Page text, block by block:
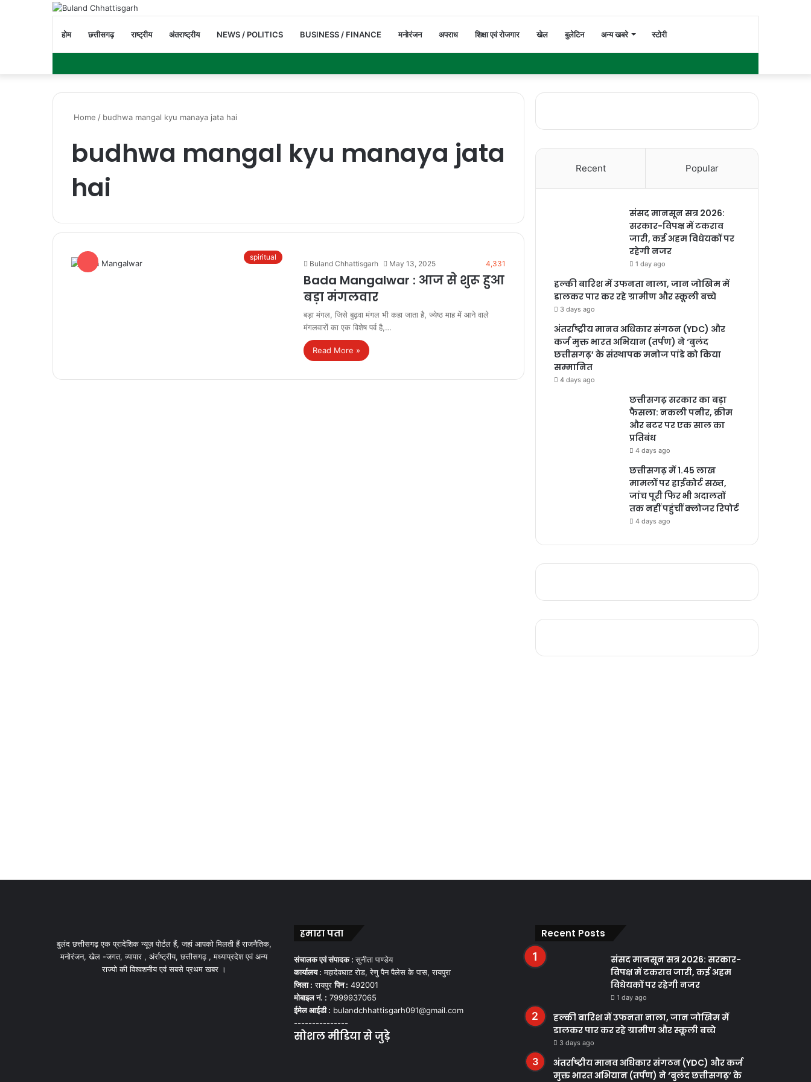
होम छत्तीसगढ़ राष्ट्रीय अंतराष्ट्रीय NEWS / POLITICS BUSINESS / FINANCE मनोरंजन अपराध शिक्षा एवं रोजगार खेल बुलेटिन अन्य खबरे स्टोरी
Home / budhwa mangal kyu manaya jata hai
budhwa mangal kyu manaya jata
hai
spiritual
Buland Chhattisgarh May 13, 2025 4,331
Bada Mangalwar : आज से शुरू हुआ
बड़ा मंगलवार
बड़ा मंगल, जिसे बुढ़वा मंगल भी कहा जाता है, ज्येष्ठ माह में आने वाले
मंगलवारों का एक विशेष पर्व है,…
Read More »
Recent Popular
संसद मानसून सत्र 2026:
सरकार-विपक्ष में टकराव
जारी, कई अहम विधेयकों पर
रहेगी नजर
1 day ago
हल्की बारिश में उफनता नाला, जान जोखिम में
डालकर पार कर रहे ग्रामीण और स्कूली बच्चे
3 days ago
अंतर्राष्ट्रीय मानव अधिकार संगठन (YDC) और
कर्ज मुक्त भारत अभियान (तर्पण) ने ‘बुलंद
छत्तीसगढ़’ के संस्थापक मनोज पांडे को किया
सम्मानित
4 days ago
छत्तीसगढ़ सरकार का बड़ा
फैसला: नकली पनीर, क्रीम
और बटर पर एक साल का
प्रतिबंध
4 days ago
छत्तीसगढ़ में 1.45 लाख
मामलों पर हाईकोर्ट सख्त,
जांच पूरी फिर भी अदालतों
तक नहीं पहुंचीं क्लोजर रिपोर्ट
4 days ago
बुलंद छत्तीसगढ़ एक प्रादेशिक न्यूज़ पोर्टल हैं, जहां आपको मिलती हैं राजनैतिक,
मनोरंजन, खेल -जगत, व्यापार , अंर्राष्ट्रीय, छत्तीसगढ़ , मध्याप्रदेश एवं अन्य
राज्यो की विश्वशनीय एवं सबसे प्रथम खबर ।
हमारा पता
संचालक एवं संपादक :सुनीता पाण्डेय
कार्यालय : महादेवघाट रोड, रेणु पैन पैलेस के पास, रायपुरा
जिला : रायपुरपिन : 492001
मोबाइल नं. : 7999937065
ईमेल आईडी : bulandchhattisgarh091@gmail.com
---------------
सोशल मीडिया से जुड़े
Recent Posts
संसद मानसून सत्र 2026: सरकार-
विपक्ष में टकराव जारी, कई अहम
विधेयकों पर रहेगी नजर
1 day ago
हल्की बारिश में उफनता नाला, जान जोखिम में
डालकर पार कर रहे ग्रामीण और स्कूली बच्चे
3 days ago
अंतर्राष्ट्रीय मानव अधिकार संगठन (YDC) और कर्ज
मुक्त भारत अभियान (तर्पण) ने ‘बुलंद छत्तीसगढ़’ के